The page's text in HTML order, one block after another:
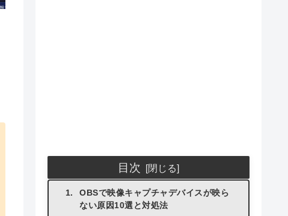
目次
OBSで映像キャプチャデバイスが映ら
ない原因10選と対処法